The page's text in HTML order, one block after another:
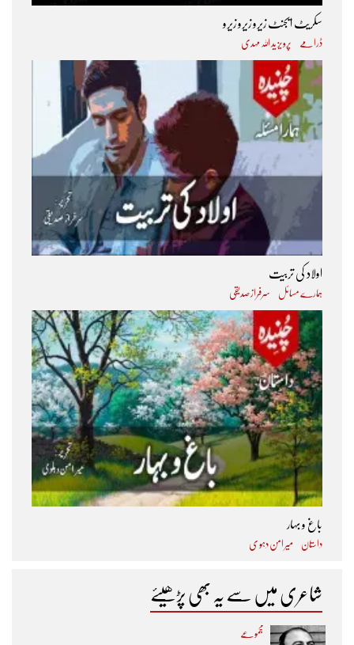
سکریٹ ایجنٹ زیرو زیرو زیرو
ڈرامے پرویز ید اللہ مہدی
اولاد کی تربیت
ہمارے مسائل سرفراز صدیقی
باغ و بہار
داستان میر امن دہو ی
شاعری میں سے یہ بھی پڑھیئے
مجموعے